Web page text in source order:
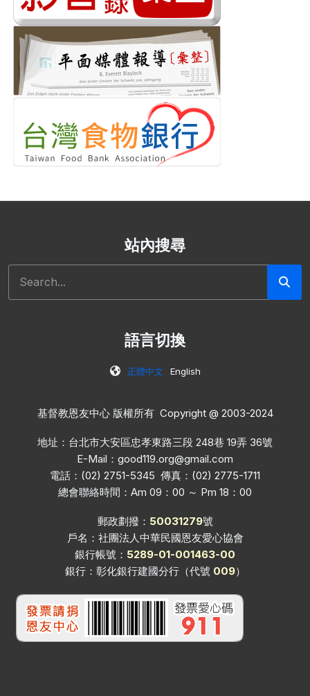
站內搜尋
語言切換
正體中文 English
基督教恩友中心 版權所有 Copyright @ 2003-2024
地址：台北市大安區忠孝東路三段 248巷 19弄 36號
E-Mail： good119.org@gmail.com
電話：(02) 2751-5345 傳真：(02) 2775-1711
總會聯絡時間：Am 09：00 ～ Pm 18：00
郵政劃撥： 50031279號
戶名：社團法人中華民國恩友愛心協會
銀行帳號： 5289-01-001463-00
銀行：彰化銀行建國分行（代號 009）